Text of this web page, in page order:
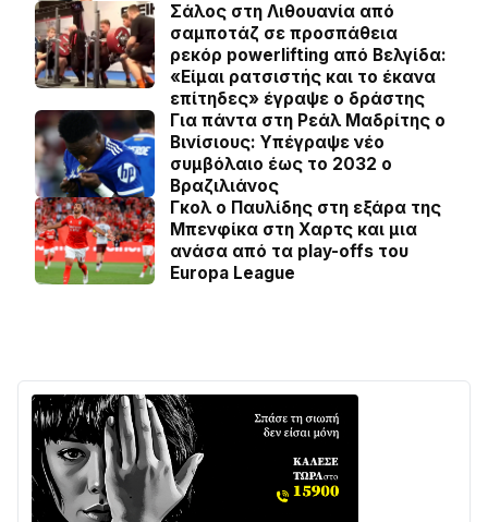
Σάλος στη Λιθουανία από
σαμποτάζ σε προσπάθεια
ρεκόρ powerlifting από Βελγίδα:
«Είμαι ρατσιστής και το έκανα
επίτηδες» έγραψε ο δράστης
Για πάντα στη Ρεάλ Μαδρίτης ο
Βινίσιους: Yπέγραψε νέο
συμβόλαιο έως το 2032 ο
Βραζιλιάνος
Γκολ ο Παυλίδης στη εξάρα της
Μπενφίκα στη Χαρτς και μια
ανάσα από τα play-offs του
Europa League